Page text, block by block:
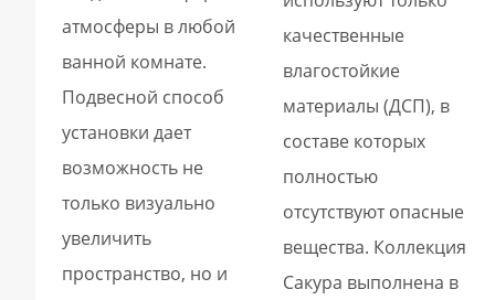
атмосферы в любой
ванной комнате.
Подвесной способ
установки дает
возможность не
только визуально
увеличить
пространство, но и
качественные
влагостойкие
материалы (ДСП), в
составе которых
полностью
отсутствуют опасные
вещества. Коллекция
Сакура выполнена в